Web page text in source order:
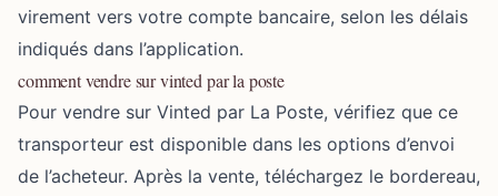
virement vers votre compte bancaire, selon les délais
indiqués dans l’application.
comment vendre sur vinted par la poste
Pour vendre sur Vinted par La Poste, vérifiez que ce
transporteur est disponible dans les options d’envoi
de l’acheteur. Après la vente, téléchargez le bordereau,